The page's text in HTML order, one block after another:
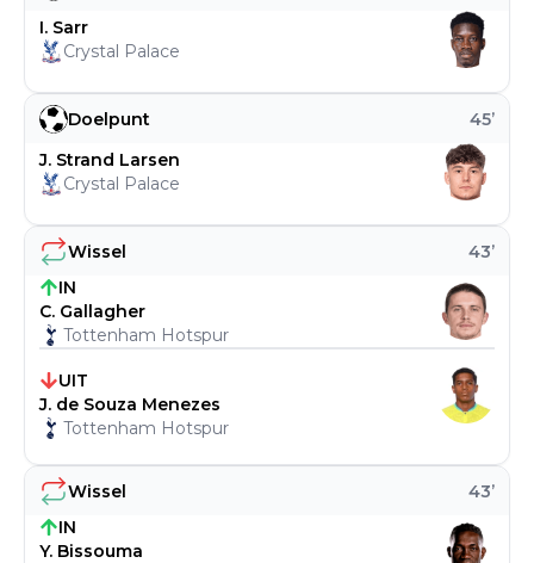
Wissel 43’
IN
Y. Bissouma
Wissel 43’
IN
C. Gallagher
Tottenham Hotspur
UIT
J. de Souza Menezes
Tottenham Hotspur
Doelpunt 45’
J. Strand Larsen
Crystal Palace
I. Sarr
Crystal Palace